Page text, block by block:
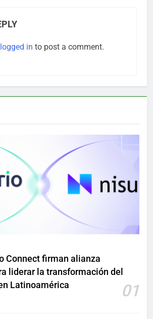
logged in to post a comment.
Connect firman alianza
liderar la transformación del
Latinoamérica
01